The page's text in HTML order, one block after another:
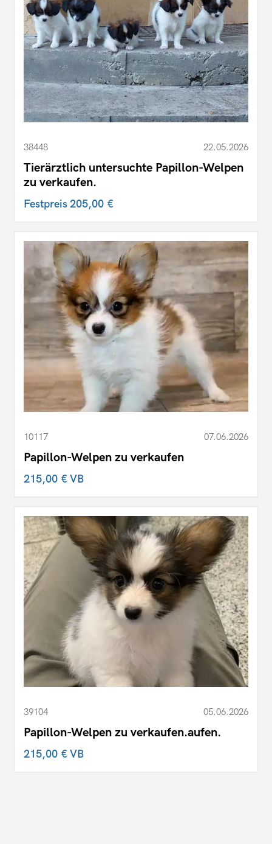
38448 22.05.2026
Tierärztlich untersuchte Papillon-Welpen
zu verkaufen.
Festpreis205,00 €
10117 07.06.2026
Papillon-Welpen zu verkaufen
215,00 €VB
39104 05.06.2026
Papillon-Welpen zu verkaufen.aufen.
215,00 €VB